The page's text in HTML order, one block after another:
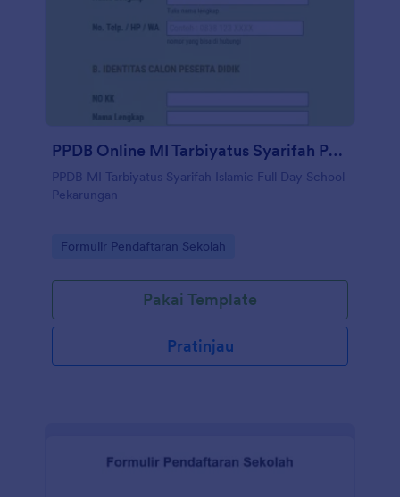
PPDB Online MI Tarbiyatus Syarifah Pekarungan
PPDB MI Tarbiyatus Syarifah Islamic Full Day School
Pekarungan
Go to Category:
Formulir Pendaftaran Sekolah
Pakai Template
Pratinjau